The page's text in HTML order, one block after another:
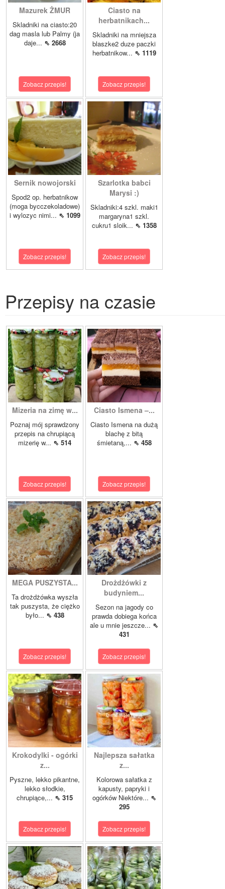
Mazurek ŻMUR
Skladniki na ciasto:20
dag masla lub Palmy (ja
daje... ⇖ 2668
Zobacz przepis!
Ciasto na
herbatnikach...
Skladniki na mniejsza
blaszke2 duze paczki
herbatnikow... ⇖ 1119
Zobacz przepis!
Sernik nowojorski
Spod2 op. herbatnikow
(moga bycczekoladowe)
i wylozyc nimi... ⇖ 1099
Zobacz przepis!
Szarlotka babci
Marysi :)
Skladniki:4 szkl. maki1
margaryna1 szkl.
cukru1 sloik... ⇖ 1358
Zobacz przepis!
Przepisy na czasie
Mizeria na zimę w...
Poznaj mój sprawdzony
przepis na chrupiącą
mizerię w... ⇖ 514
Zobacz przepis!
Ciasto Ismena –...
Ciasto Ismena na dużą
blachę z bitą
śmietaną,... ⇖ 458
Zobacz przepis!
MEGA PUSZYSTA...
Ta drożdżówka wyszła
tak puszysta, że ciężko
było... ⇖ 438
Zobacz przepis!
Drożdżówki z
budyniem...
Sezon na jagody co
prawda dobiega końca
ale u mnie jeszcze... ⇖
431
Zobacz przepis!
Krokodylki - ogórki
z...
Pyszne, lekko pikantne,
lekko słodkie,
chrupiące,... ⇖ 315
Zobacz przepis!
Najlepsza sałatka
z...
Kolorowa sałatka z
kapusty, papryki i
ogórków Niektóre... ⇖
295
Zobacz przepis!